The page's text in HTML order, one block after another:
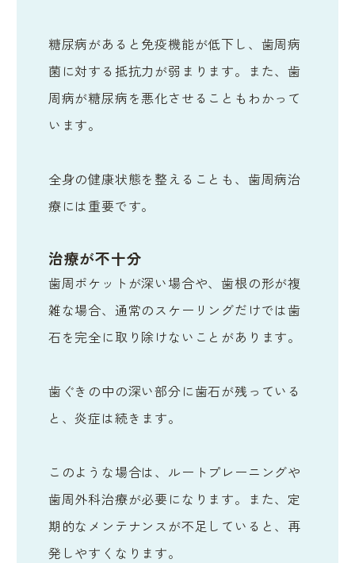
糖尿病があると免疫機能が低下し、歯周病
菌に対する抵抗力が弱まります。また、歯
周病が糖尿病を悪化させることもわかって
います。
全身の健康状態を整えることも、歯周病治
療には重要です。
治療が不十分
歯周ポケットが深い場合や、歯根の形が複
雑な場合、通常のスケーリングだけでは歯
石を完全に取り除けないことがあります。
歯ぐきの中の深い部分に歯石が残っている
と、炎症は続きます。
このような場合は、ルートプレーニングや
歯周外科治療が必要になります。また、定
期的なメンテナンスが不足していると、再
発しやすくなります。